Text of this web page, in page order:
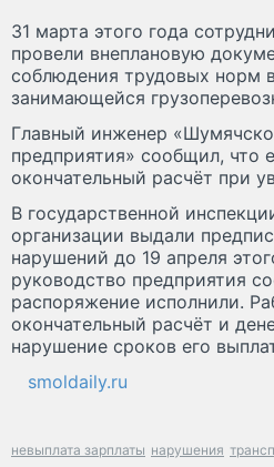
31 марта этого года
провели внеплановую
соблюдения трудовых норм
занимающейся
Главный инженер
предприятия» сообщил, что
окончательный расчёт при
В государственной
организации выдали
нарушений до 19 апреля
руководство предприятия
распоряжение исполнили.
окончательный расчёт и
нарушение сроков его
smoldaily.ru
невыплата зарплаты нарушения